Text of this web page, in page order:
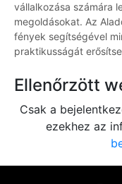
vállalkozása számára
megoldásokat. Az
fények segítségével
praktikusságát
Ellenőrzött
Csak a
ezekhez az